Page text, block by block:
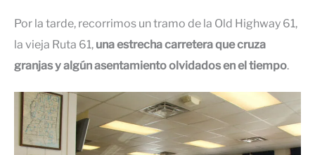
Por la tarde, recorrimos un tramo de la Old Highway 61,
la vieja Ruta 61, una estrecha carretera que cruza
granjas y algún asentamiento olvidados en el tiempo.